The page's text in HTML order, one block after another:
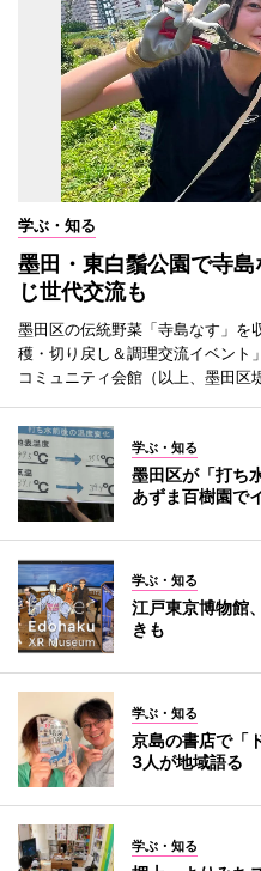
学ぶ・知る
墨田・東白鬚公園で寺
じ世代交流も
墨田区の伝統野菜「寺島なす」を
穫・切り戻し＆調理交流イベント
コミュニティ会館（以上、墨田区
学ぶ・知る
墨田区が「打ち
あずま百樹園で
学ぶ・知る
江戸東京博物館
きも
学ぶ・知る
京島の書店で「
3人が地域語る
学ぶ・知る